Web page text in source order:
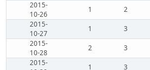
2015-
10-26
1 2
2015-
10-27
1 3
2015-
10-28
2 3
2015-
1 3